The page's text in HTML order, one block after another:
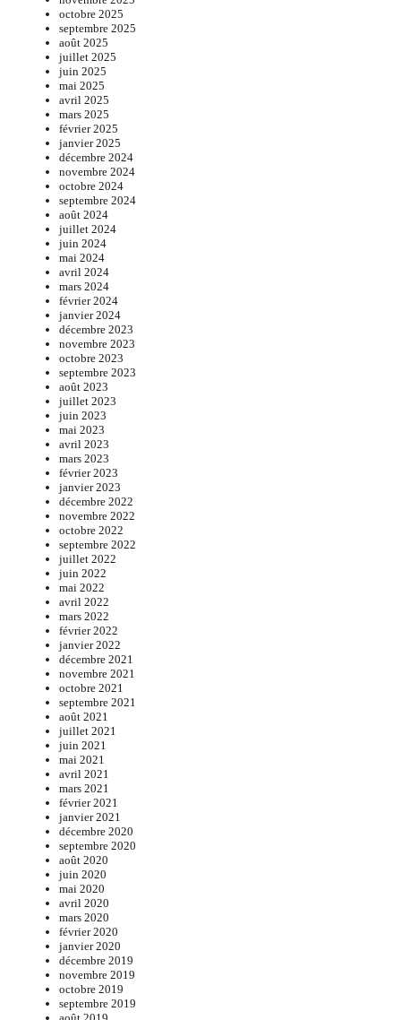
octobre 2025
septembre 2025
août 2025
juillet 2025
juin 2025
mai 2025
avril 2025
mars 2025
février 2025
janvier 2025
décembre 2024
novembre 2024
octobre 2024
septembre 2024
août 2024
juillet 2024
juin 2024
mai 2024
avril 2024
mars 2024
février 2024
janvier 2024
décembre 2023
novembre 2023
octobre 2023
septembre 2023
août 2023
juillet 2023
juin 2023
mai 2023
avril 2023
mars 2023
février 2023
janvier 2023
décembre 2022
novembre 2022
octobre 2022
septembre 2022
juillet 2022
juin 2022
mai 2022
avril 2022
mars 2022
février 2022
janvier 2022
décembre 2021
novembre 2021
octobre 2021
septembre 2021
août 2021
juillet 2021
juin 2021
mai 2021
avril 2021
mars 2021
février 2021
janvier 2021
décembre 2020
septembre 2020
août 2020
juin 2020
mai 2020
avril 2020
mars 2020
février 2020
janvier 2020
décembre 2019
novembre 2019
octobre 2019
septembre 2019